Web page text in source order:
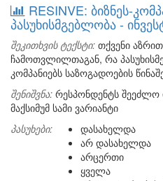
RESINVE: ბიზნეს-
პასუხისმგებლობა -
შეკითხვის ტექსტი: თქვენი
ჩამოთვლილთაგან, რა
კომპანიებს საზოგადოების
შენიშვნა: რესპონდენტს შეეძლო
მაქსიმუმ სამი ვარიანტი
პასუხები:
დასახელდა
არ დასახელდა
არცერთი
ყველა